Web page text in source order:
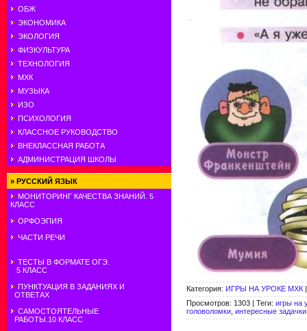
ОБЖ
ЭКОНОМИКА
ЭКОЛОГИЯ
ФИЗКУЛЬТУРА
ТЕХНОЛОГИЯ
МХК
МУЗЫКА
ИЗО
ПСИХОЛОГИЯ
КЛАССНОЕ РУКОВОДСТВО
ВНЕКЛАССНАЯ РАБОТА
АДМИНИСТРАЦИЯ ШКОЛЫ
» РУССКИЙ ЯЗЫК
МОНИТОРИНГ КАЧЕСТВА ЗНАНИЙ. 5
КЛАСС
ОРФОЭПИЯ
ЧАСТИ РЕЧИ
ТЕСТЫ В ФОРМАТЕ ОГЭ.
5 КЛАСС
ПУНКТУАЦИЯ В ЗАДАНИЯХ И
ОТВЕТАХ
САМОСТОЯТЕЛЬНЫЕ
РАБОТЫ.10 КЛАСС
Категория: ИГРЫ НА УРОКЕ МХК
Просмотров: 1303 | Теги: игры на
головоломки интересные